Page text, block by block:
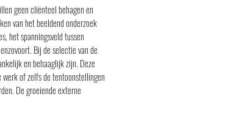
geen cliënteel behagen en
van het beeldend onderzoek
het spanningsveld tussen
Bij de selectie van de
en behaaglijk zijn. Deze
of zelfs de tentoonstellingen
De groeiende externe